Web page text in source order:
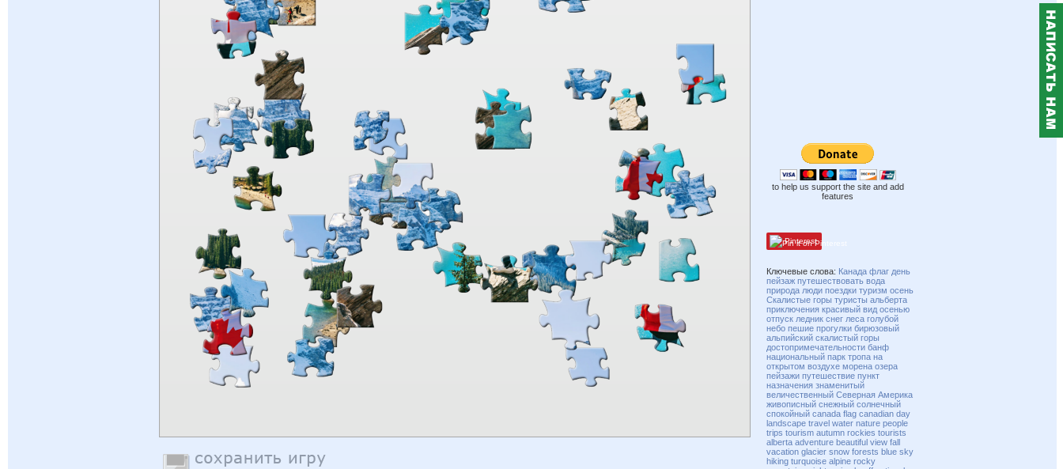
to help us support the site and add
features
Pinterest
Ключевые слова: Канада флаг день
пейзаж путешествовать вода
природа люди поездки туризм осень
Скалистые горы туристы альберта
приключения красивый вид осенью
отпуск ледник снег леса голубой
небо пешие прогулки бирюзовый
альпийский скалистый горы
достопримечательности банф
национальный парк тропа на
открытом воздухе морена озера
пейзажи путешествие пункт
назначения знаменитый
величественный Северная Америка
живописный снежный солнечный
спокойный canada flag canadian day
landscape travel water nature people
trips tourism autumn rockies tourists
alberta adventure beautiful view fall
vacation glacier snow forests blue sky
hiking turquoise alpine rocky